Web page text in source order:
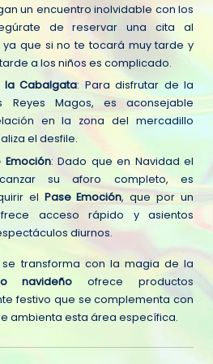
un encuentro inolvidable con los
de reservar una cita al
que si no te tocará muy tarde y
a los niños es complicado.
la Cabalgata: Para disfrutar de la
Reyes Magos, es aconsejable
en la zona del mercadillo
el desfile.
: Dado que en Navidad el
su aforo completo, es
el Pase Emoción, que por un
acceso rápido y asientos
diurnos.
transforma con la magia de la
navideño ofrece productos
festivo que se complementa con
ambienta esta área específica.